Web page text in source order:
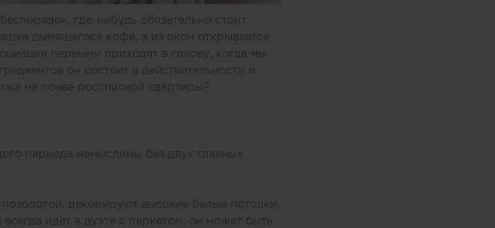
где-нибудь обязательно стоит
дымящегося кофе, а из окон открывается
первыми приходят в голову, когда мы
он состоит в действительности и
на почве российской квартиры?
периода немыслимы без двух главных
декорируют высокие белые потолки.
идет в дуэте с паркетом, он может быть